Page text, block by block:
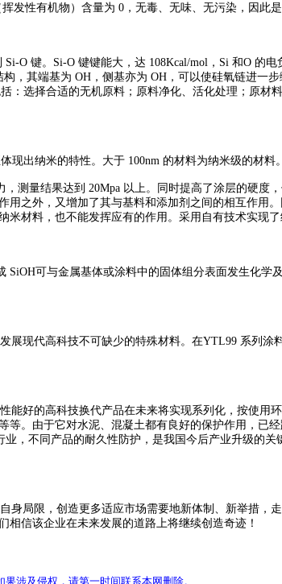
发性有机物）含量为 0，无毒、无味、无污染，因此
O 键。 Si-O 键键能大，达 108Kcal/mol，Si 和O 的
，其端基为 OH，侧基亦为 OH，可以使硅氧链进一
：选择合适的无机原料；原料净化、活化处理；原材
出纳米的特性。大于 100nm 的材料为纳米级的材料。
测量结果达到 20Mpa 以上。同时提高了涂层的硬度
之外，又增加了其与基料和添加剂之间的相互作用
材料，也不能发挥应有的作用。采用自有技术实现了
可与金属基体或涂料中的固体组分表面发生化学
现代高科技不可缺少的特殊材料。在YTL99 系列涂
好的高科技换代产品在未来将实现系列化，按使用
等。 由于它对水泥、混凝土都有良好的保护作用，已
，不同产品的耐久性防护，是我国今后产业升级的
局限，创造更多适应市场需要地新体制、新举措，
信该企业在未来发展的道路上将继续创造奇迹！
涉及侵权，请第一时间联系本网删除。